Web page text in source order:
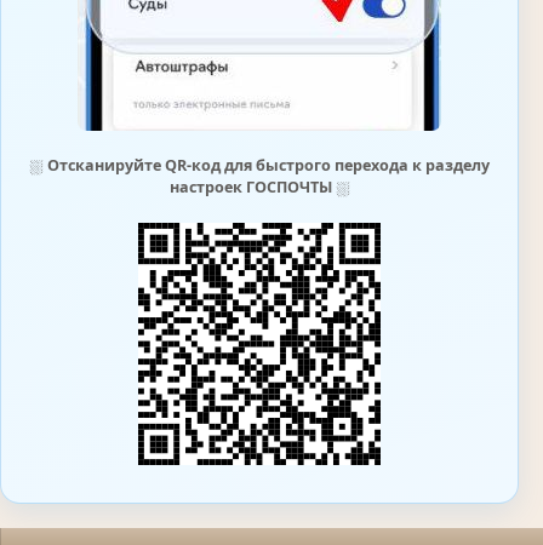
⛆ Отсканируйте QR-код для быстрого перехода к разделу
настроек ГОСПОЧТЫ⛆